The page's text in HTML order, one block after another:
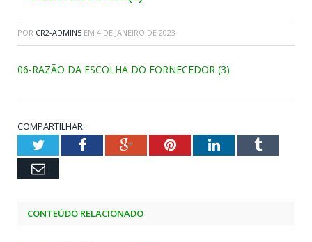
POR CR2-ADMIN5 EM 4 DE JANEIRO DE 2023
06-RAZÃO DA ESCOLHA DO FORNECEDOR (3)
COMPARTILHAR:
TwitterFacebookGoogle+PinterestLinkedInTumblr
Email
CONTEÚDO RELACIONADO